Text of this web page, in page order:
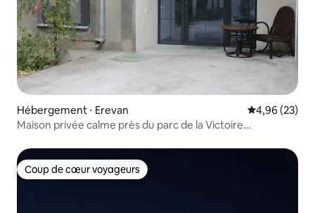
Hébergement ⋅ Erevan Évaluation
4,96 (23)
Maison privée calme près du parc de la Victoire
Coup de cœur voyageurs
Coup de cœur voyageurs